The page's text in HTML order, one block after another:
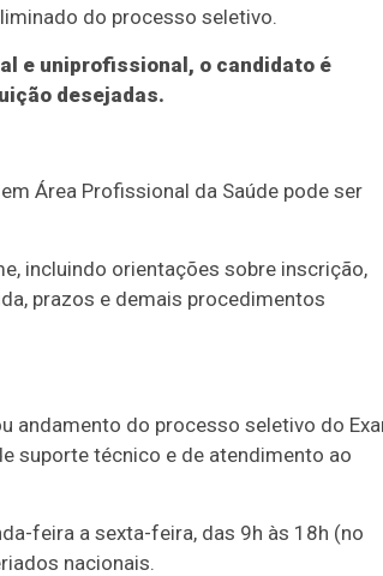
do processo seletivo.
e uniprofissional, o candidato é
desejadas.
Área Profissional da Saúde pode ser
incluindo orientações sobre inscrição,
prazos e demais procedimentos
andamento do processo seletivo do
suporte técnico e de atendimento ao
feira a sexta-feira, das 9h às 18h (no
nacionais.